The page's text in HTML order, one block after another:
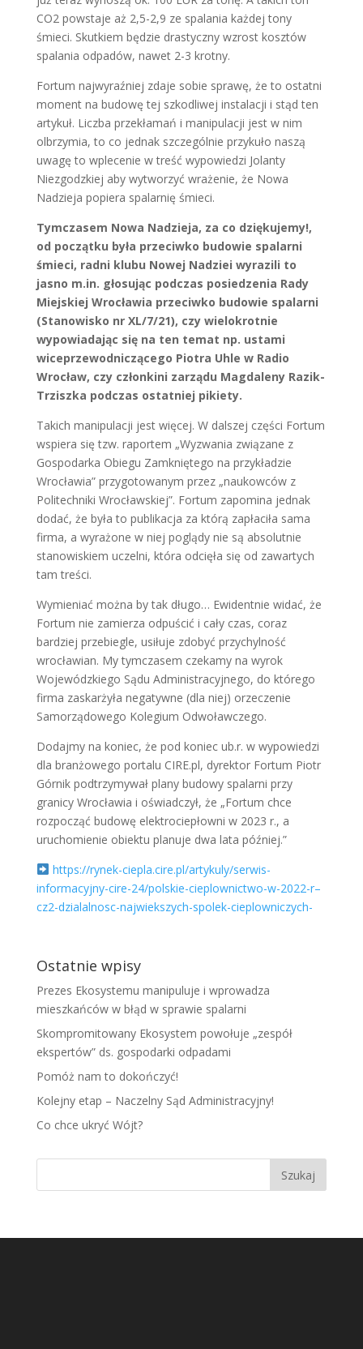
CO2 powstaje aż 2,5-2,9 ze spalania każdej tony
śmieci. Skutkiem będzie drastyczny wzrost kosztów
spalania odpadów, nawet 2-3 krotny.
Fortum najwyraźniej zdaje sobie sprawę, że to ostatni
moment na budowę tej szkodliwej instalacji i stąd ten
artykuł. Liczba przekłamań i manipulacji jest w nim
olbrzymia, to co jednak szczególnie przykuło naszą
uwagę to wplecenie w treść wypowiedzi Jolanty
Niezgodzkiej aby wytworzyć wrażenie, że Nowa
Nadzieja popiera spalarnię śmieci.
Tymczasem Nowa Nadzieja, za co dziękujemy!,
od początku była przeciwko budowie spalarni
śmieci, radni klubu Nowej Nadziei wyrazili to
jasno m.in. głosując podczas posiedzenia Rady
Miejskiej Wrocławia przeciwko budowie spalarni
(Stanowisko nr XL/7/21), czy wielokrotnie
wypowiadając się na ten temat np. ustami
wiceprzewodniczącego Piotra Uhle w Radio
Wrocław, czy członkini zarządu Magdaleny Razik-
Trziszka podczas ostatniej pikiety.
Takich manipulacji jest więcej. W dalszej części Fortum
wspiera się tzw. raportem „Wyzwania związane z
Gospodarka Obiegu Zamkniętego na przykładzie
Wrocławia” przygotowanym przez „naukowców z
Politechniki Wrocławskiej”. Fortum zapomina jednak
dodać, że była to publikacja za którą zapłaciła sama
firma, a wyrażone w niej poglądy nie są absolutnie
stanowiskiem uczelni, która odcięła się od zawartych
tam treści.
Wymieniać można by tak długo… Ewidentnie widać, że
Fortum nie zamierza odpuścić i cały czas, coraz
bardziej przebiegle, usiłuje zdobyć przychylność
wrocławian. My tymczasem czekamy na wyrok
Wojewódzkiego Sądu Administracyjnego, do którego
firma zaskarżyła negatywne (dla niej) orzeczenie
Samorządowego Kolegium Odwoławczego.
Dodajmy na koniec, że pod koniec ub.r. w wypowiedzi
dla branżowego portalu CIRE.pl, dyrektor Fortum Piotr
Górnik podtrzymywał plany budowy spalarni przy
granicy Wrocławia i oświadczył, że „Fortum chce
rozpocząć budowę elektrociepłowni w 2023 r., a
uruchomienie obiektu planuje dwa lata później.”
https://rynek-ciepla.cire.pl/artykuly/serwis-
informacyjny-cire-24/polskie-cieplownictwo-w-2022-r–
cz2-dzialalnosc-najwiekszych-spolek-cieplowniczych-
Ostatnie wpisy
Prezes Ekosystemu manipuluje i wprowadza
mieszkańców w błąd w sprawie spalarni
Skompromitowany Ekosystem powołuje „zespół
ekspertów” ds. gospodarki odpadami
Pomóż nam to dokończyć!
Kolejny etap – Naczelny Sąd Administracyjny!
Co chce ukryć Wójt?